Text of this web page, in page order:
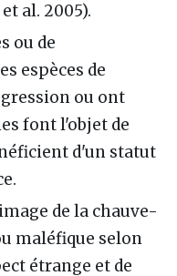
al. 2005).
ou de
espèces de
ou ont
font l'objet de
d'un statut
de la chauve-
maléfique selon
étrange et de